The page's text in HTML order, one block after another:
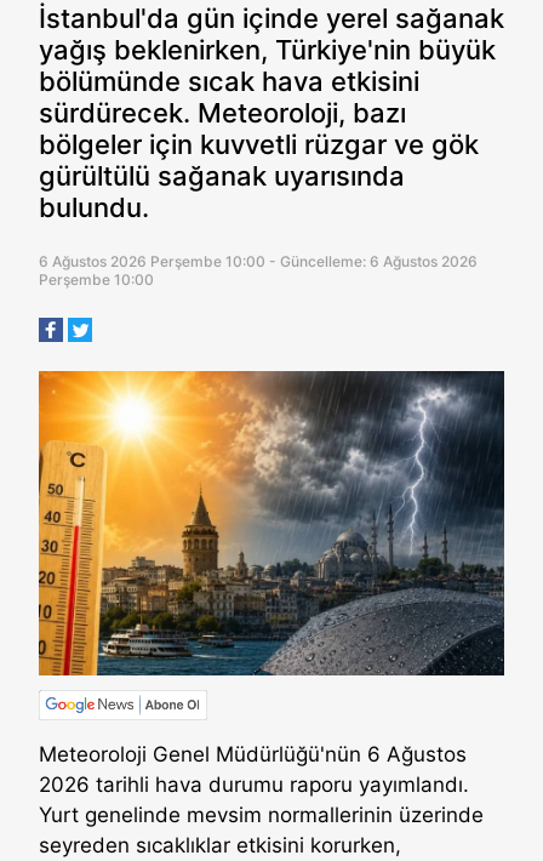
İstanbul'da gün içinde yerel sağanak
yağış beklenirken, Türkiye'nin büyük
bölümünde sıcak hava etkisini
sürdürecek. Meteoroloji, bazı
bölgeler için kuvvetli rüzgar ve gök
gürültülü sağanak uyarısında
bulundu.
6 Ağustos 2026 Perşembe 10:00 - Güncelleme: 6 Ağustos 2026
Perşembe 10:00
Meteoroloji Genel Müdürlüğü'nün 6 Ağustos
2026 tarihli hava durumu raporu yayımlandı.
Yurt genelinde mevsim normallerinin üzerinde
seyreden sıcaklıklar etkisini korurken,